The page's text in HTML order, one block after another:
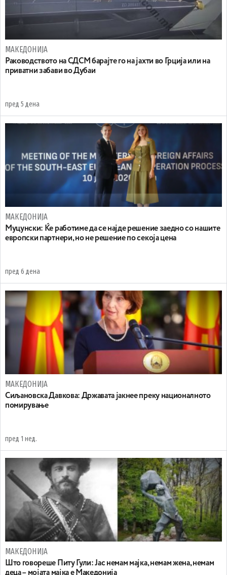
МАКЕДОНИЈА
Раководството на СДСМ барајте го на јахти во Грција или на
приватни забави во Дубаи
пред 5 дена
МАКЕДОНИЈА
Муцунски: Ќе работиме да се најде решение заедно со нашите
европски партнери, но не решение по секоја цена
пред 6 дена
МАКЕДОНИЈА
Сиљановска Давкова: Државата јакнее преку националното
помирување
пред 1 нед.
МАКЕДОНИЈА
Што говореше Питу Гули: Јас немам мајка, немам жена, немам
деца – мојата мајка е Македонија